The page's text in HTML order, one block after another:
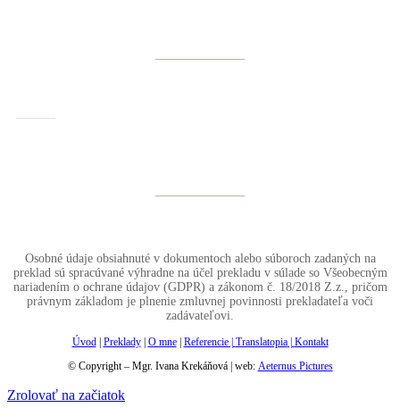
Osobné údaje obsiahnuté v dokumentoch alebo súboroch zadaných na
preklad sú spracúvané výhradne na účel prekladu v súlade so Všeobecným
nariadením o ochrane údajov (GDPR) a zákonom č. 18/2018 Z.z., pričom
právnym základom je plnenie zmluvnej povinnosti prekladateľa voči
zadávateľovi.
Úvod| Preklady| O mne| Referencie | Translatopia| Kontakt
© Copyright – Mgr. Ivana Krekáňová | web: Aeternus Pictures
Zrolovať na začiatok